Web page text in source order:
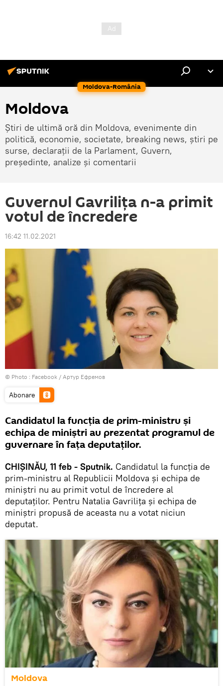
Moldova-România
Moldova
Știri de ultimă oră din Moldova, evenimente din
politică, economie, societate, breaking news, știri pe
surse, declarații de la Parlament, Guvern,
președinte, analize și comentarii
Guvernul Gavrilița n-a primit
votul de încredere
16:42 11.02.2021
© Photo : Facebook / Артур Ефремов
Abonare
Candidatul la funcția de prim-ministru și
echipa de miniștri au prezentat programul de
guvernare în fața deputaților.
CHIȘINĂU, 11 feb - Sputnik. Candidatul la funcția de
prim-ministru al Republicii Moldova și echipa de
miniștri nu au primit votul de încredere al
deputaților. Pentru Natalia Gavrilița și echipa de
miniștri propusă de aceasta nu a votat niciun
deputat.
Moldova